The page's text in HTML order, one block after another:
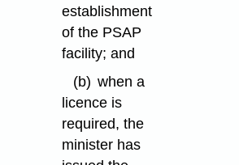
establishment
of the PSAP
facility; and
(b) when a
licence is
required, the
minister has